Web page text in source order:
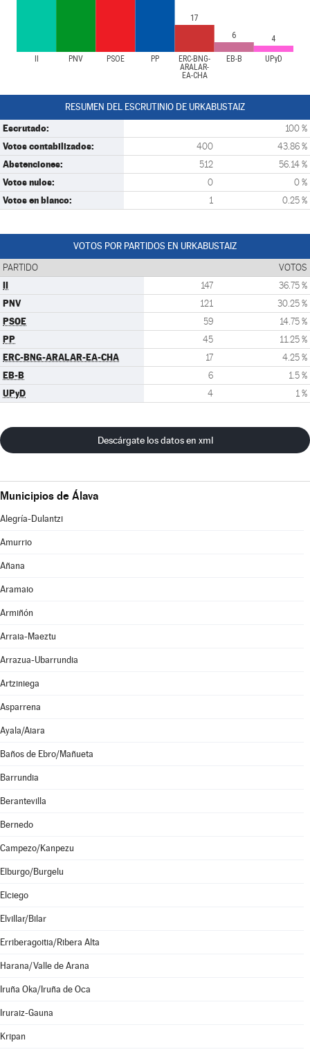
PNV PSOE PP
ERC-BNG-
ARALAR-
EA-CHA
EB-B UPyD
17
6
4
RESUMEN DEL ESCRUTINIO DE URKABUSTAIZ
Escrutado: 100 %
Votos contabilizados: 400 43.86 %
Abstenciones: 512 56.14 %
Votos nulos: 0 0 %
Votos en blanco: 1 0.25 %
VOTOS POR PARTIDOS EN URKABUSTAIZ
PARTIDO VOTOS
II 147 36.75 %
PNV 121 30.25 %
PSOE 59 14.75 %
PP 45 11.25 %
ERC-BNG-ARALAR-EA-CHA 17 4.25 %
EB-B 6 1.5 %
UPyD 4 1 %
Descárgate los datos en xml
Municipios de Álava
Alegría-Dulantzi
Amurrio
Añana
Aramaio
Armiñón
Arraia-Maeztu
Arrazua-Ubarrundia
Artziniega
Asparrena
Ayala/Aiara
Baños de Ebro/Mañueta
Barrundia
Berantevilla
Bernedo
Campezo/Kanpezu
Elburgo/Burgelu
Elciego
Elvillar/Bilar
Erriberagoitia/Ribera Alta
Harana/Valle de Arana
Iruña Oka/Iruña de Oca
Iruraiz-Gauna
Kripan